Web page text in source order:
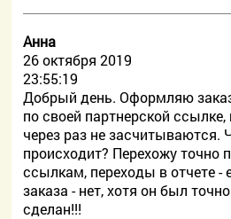
Анна
26 октября 2019
23:55:19
Добрый день. Оформляю
по своей партнерской ссылке,
через раз не засчитываются.
происходит? Перехожу точно
ссылкам, переходы в отчете -
заказа - нет, хотя он был точно
сделан!!!